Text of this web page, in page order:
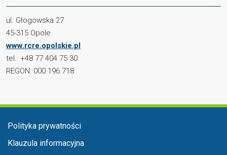
ul. Głogowska 27
45-315 Opole
www.rcre.opolskie.pl
tel.: +48 77 404 75 30
REGON: 000 196 718
Menu stopka
Polityka prywatności
Klauzula informacyjna